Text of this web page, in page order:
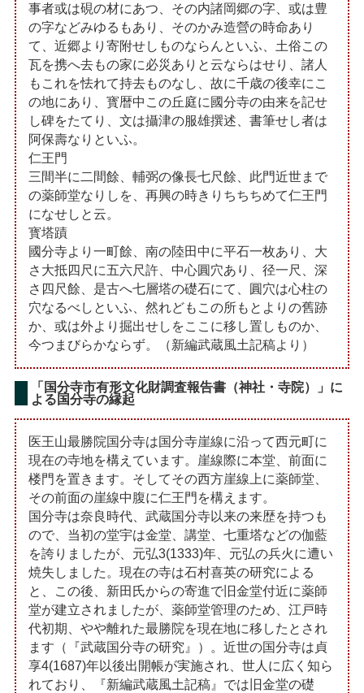
事者或は硯の材にあつ、その内諸岡郷の字、或は豊
の字などみゆるもあり、そのかみ造營の時命あり
て、近郷より寄附せしものならんといふ、土俗この
瓦を携へ去もの家に必災ありと云ならはせり、諸人
もこれを怯れて持去ものなし、故に千歳の後幸にこ
の地にあり、寳暦中この丘庭に國分寺の由来を記せ
し碑をたてり、文は攝津の服雄撰述、書筆せし者は
阿保壽なりといふ。
仁王門
三間半に二間餘、輔弼の像長七尺餘、此門近世まで
の薬師堂なりしを、再興の時きりちちちめて仁王門
になせしと云。
寳塔蹟
國分寺より一町餘、南の陸田中に平石一枚あり、大
さ大抵四尺に五六尺許、中心圓穴あり、径一尺、深
さ四尺餘、是古へ七層塔の礎石にて、圓穴は心柱の
穴なるべしといふ、然れどもこの所もとよりの舊跡
か、或は外より掘出せしをここに移し置しものか、
今つまびらかならず。（新編武蔵風土記稿より）
「国分寺市有形文化財調査報告書（神社・寺院）」に
よる国分寺の縁起
医王山最勝院国分寺は国分寺崖線に沿って西元町に
現在の寺地を構えています。崖線際に本堂、前面に
楼門を置きます。そしてその西方崖線上に薬師堂、
その前面の崖線中腹に仁王門を構えます。
国分寺は奈良時代、武蔵国分寺以来の来歴を持つも
ので、当初の堂宇は金堂、講堂、七重塔などの伽藍
を誇りましたが、元弘3(1333)年、元弘の兵火に遭い
焼失しました。現在の寺は石村喜英の研究による
と、この後、新田氏からの寄進で旧金堂付近に薬師
堂が建立されましたが、薬師堂管理のため、江戸時
代初期、やや離れた最勝院を現在地に移したとされ
ます（『武蔵国分寺の研究』）。近世の国分寺は貞
享4(1687)年以後出開帳が実施され、世人に広く知ら
れており、『新編武蔵風土記稿』では旧金堂の礎